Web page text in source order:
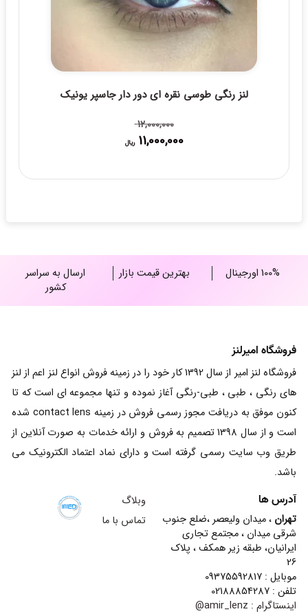
لنز رنگی طوسی نقره ای دور دار جاسپر یونیک
12,000,000
قیمت
12,000,000 ریال
11,000,000 ریال
قیمت
11,000,000 ریال.
100% اورجینال بهترین قیمت بازار
ارسال به سراسر
کشور
فروشگاه امیرلنز
فروشگاه لنز امیر از سال 1392 کار خود را در زمینه فروش انواع لنز اعم از لنز
های رنگی ، طبی ، طبی-رنگی آغاز نموده و تنها مجموعه ای است که تا
کنون موفق به دریافت مجوز رسمی فروش در زمینه contact lens شده
است و از سال 1398 تصمیم به فروش و ارائه خدمات به صورت آنلاین از
طریق وب سایت رسمی گرفته است و دارای نماد اعتماد الکترونیک می
باشد.
آدرس ها
تهران ، میدان ولیعصر ،ضلع جنوب
شرقی میدان ، مجتمع تجاری
ایرانیان، طبقه زیر همکف ، پلاک
26
موبایل : 09375592817
تلفن : 02188854287
اینستاگرام : amir_lenz@
وبلاگ
تماس با ما